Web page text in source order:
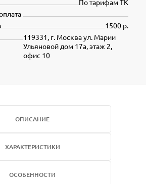
По тарифам ТК
1500 р.
119331, г. Москва ул. Марии
Ульяновой дом 17а, этаж 2,
офис 10
ОПИСАНИЕ
ХАРАКТЕРИСТИКИ
ОСОБЕННОСТИ